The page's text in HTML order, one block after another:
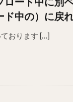
ド中の）に戻
おります […]